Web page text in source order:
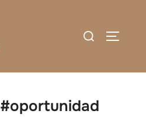
Buscar:
#oportunidad